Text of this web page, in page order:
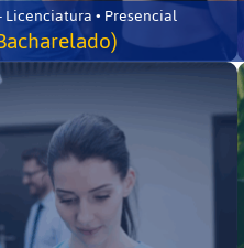
Licenciatura • Presencial